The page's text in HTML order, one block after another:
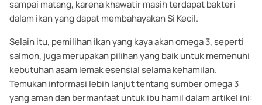
sampai matang, karena khawatir masih terdapat bakteri
dalam ikan yang dapat membahayakan Si Kecil.
Selain itu, pemilihan ikan yang kaya akan omega 3, seperti
salmon, juga merupakan pilihan yang baik untuk memenuhi
kebutuhan asam lemak esensial selama kehamilan.
Temukan informasi lebih lanjut tentang sumber omega 3
yang aman dan bermanfaat untuk ibu hamil dalam artikel ini: